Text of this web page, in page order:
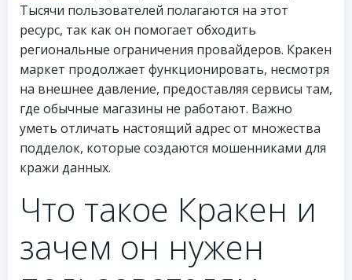
Тысячи пользователей полагаются на этот
ресурс, так как он помогает обходить
региональные ограничения провайдеров. Кракен
маркет продолжает функционировать, несмотря
на внешнее давление, предоставляя сервисы там,
где обычные магазины не работают. Важно
уметь отличать настоящий адрес от множества
подделок, которые создаются мошенниками для
кражи данных.
Что такое Кракен и
зачем он нужен